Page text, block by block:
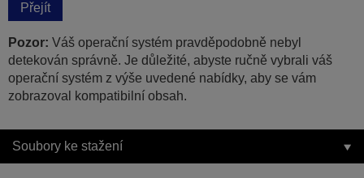
Přejít
Pozor: Váš operační systém pravděpodobně nebyl
detekován správně. Je důležité, abyste ručně vybrali váš
operační systém z výše uvedené nabídky, aby se vám
zobrazoval kompatibilní obsah.
Soubory ke stažení